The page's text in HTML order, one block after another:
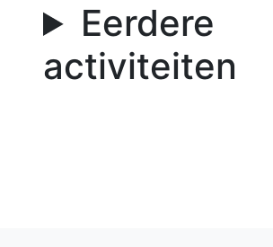
Eerdere
activiteiten